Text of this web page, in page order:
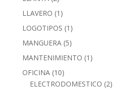
LLAVERO (1)
LOGOTIPOS (1)
MANGUERA (5)
MANTENIMIENTO (1)
OFICINA (10)
ELECTRODOMESTICO (2)